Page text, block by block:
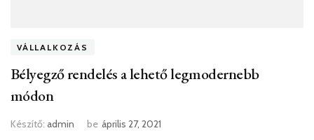
VÁLLALKOZÁS
Bélyegző rendelés a lehető legmodernebb
módon
Készítő: admin be április 27, 2021